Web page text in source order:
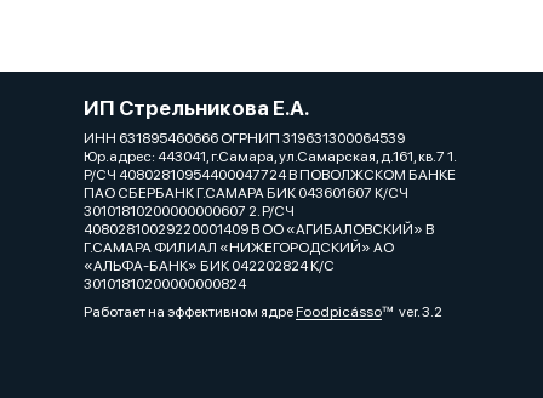
ИП Стрельникова Е.А.
ИНН 631895460666 ОГРНИП 319631300064539
Юр.адрес: 443041, г.Самара, ул.Самарская, д.161, кв.7 1.
Р/СЧ 40802810954400047724 В ПОВОЛЖСКОМ БАНКЕ
ПАО СБЕРБАНК Г.САМАРА БИК 043601607 К/СЧ
30101810200000000607 2. Р/СЧ
40802810029220001409 В ОО «АГИБАЛОВСКИЙ» В
Г.САМАРА ФИЛИАЛ «НИЖЕГОРОДСКИЙ» АО
«АЛЬФА-БАНК» БИК 042202824 К/С
30101810200000000824
Работает на эффективном ядреFoodpicássover. 3.2